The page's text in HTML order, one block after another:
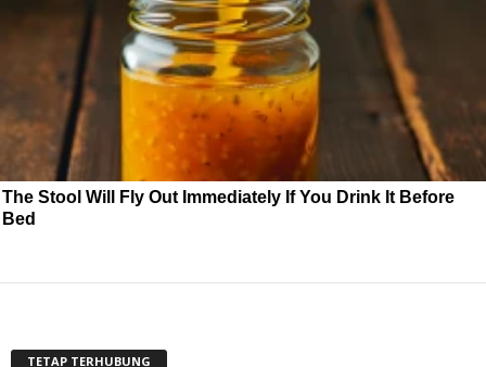
The Stool Will Fly Out Immediately If You Drink It Before
Bed
TETAP TERHUBUNG